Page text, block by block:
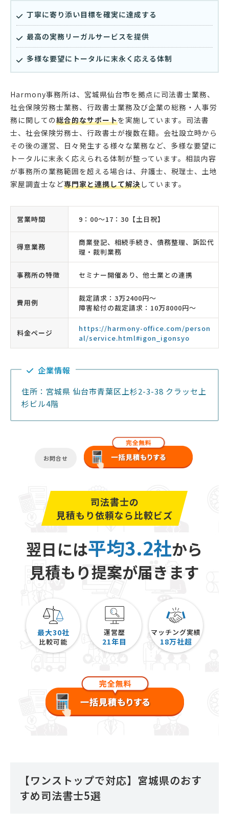
丁寧に寄り添い目標を確実に達成する
最高の実務リーガルサービスを提供
多様な要望にトータルに末永く応える体制
Harmony事務所は、宮城県仙台市を拠点に司法書士業務、
社会保険労務士業務、行政書士業務及び企業の総務・人事労
務に関しての総合的なサポートを実施しています。司法書
士、社会保険労務士、行政書士が複数在籍。会社設立時から
その後の運営、日々発生する様々な業務など、多様な要望に
トータルに末永く応えられる体制が整っています。相談内容
が事務所の業務範囲を超える場合は、弁護士、税理士、土地
家屋調査士など専門家と連携して解決しています。
営業時間 9：00〜17：30【土日祝】
得意業務
商業登記、相続手続き、債務整理、訴訟代
理・裁判業務
事務所の特徴 セミナー開催あり、他士業との連携
費用例
裁定請求：3万2400円〜
障害給付の裁定請求：10万8000円〜
料金ページ
https://harmony-office.com/person
al/service.html#igon_igonsyo
企業情報
住所：宮城県 仙台市青葉区上杉2-3-38 クラッセ上
杉ビル4階
お問合せ
司法書士の
見積もり依頼なら比較ビズ
翌日には平均3.2社から
見積もり提案が届きます
最大30社
比較可能
運営歴
21年目
マッチング実績
18万社超
【ワンストップで対応】宮城県のおす
すめ司法書士5選